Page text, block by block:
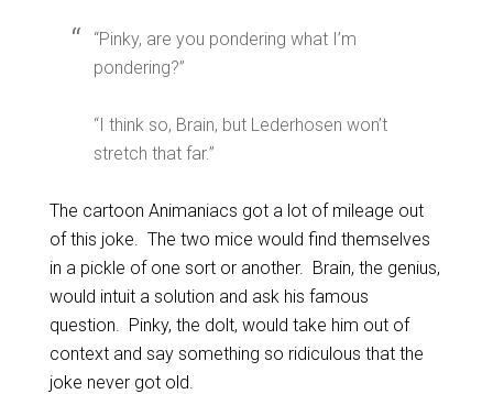
“Pinky, are you pondering what I’m
pondering?”
“I think so, Brain, but Lederhosen won’t
stretch that far.”
The cartoon Animaniacs got a lot of mileage out
of this joke. The two mice would find themselves
in a pickle of one sort or another. Brain, the genius,
would intuit a solution and ask his famous
question. Pinky, the dolt, would take him out of
context and say something so ridiculous that the
joke never got old.